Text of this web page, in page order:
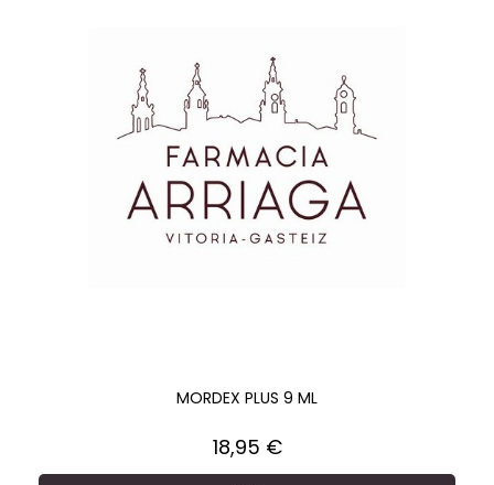
MORDEX PLUS 9 ML
Precio
18,95 €